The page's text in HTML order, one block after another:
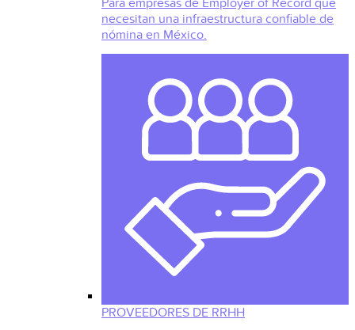
Para empresas de Employer of Record que
necesitan una infraestructura confiable de
nómina en México.
PROVEEDORES DE RRHH